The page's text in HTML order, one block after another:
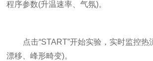
程序参数(升温速率、气氛)。
点击“START”开始实验，实时监控热
漂移、峰形畸变)。